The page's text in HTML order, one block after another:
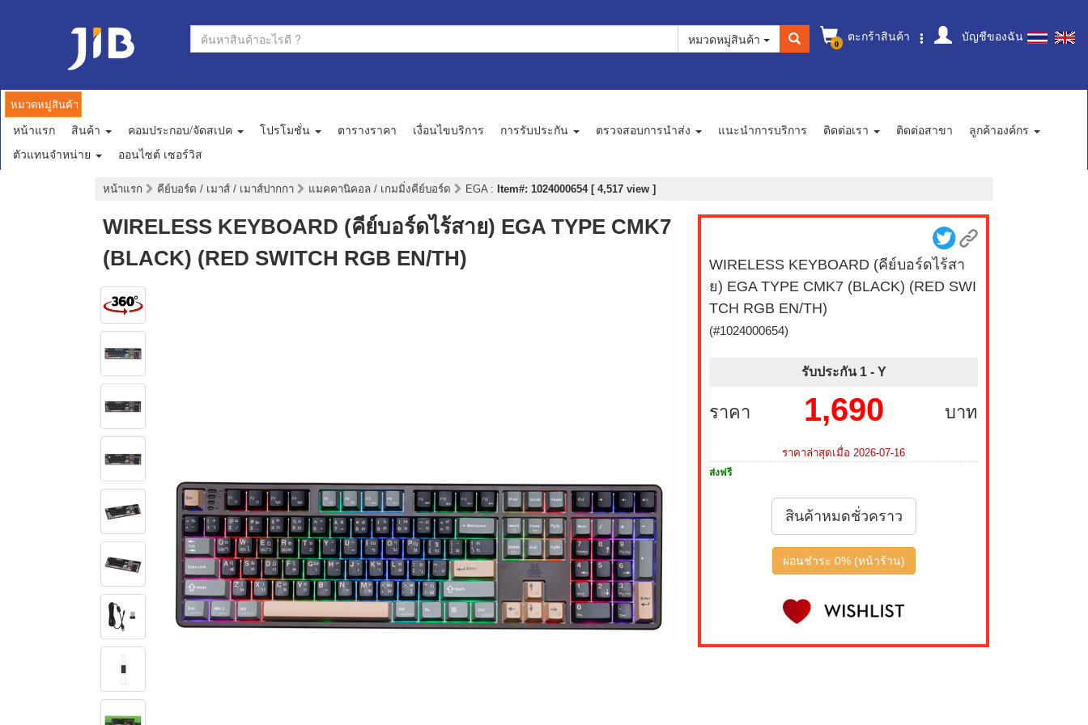
0 ตะกร้าสินค้า บัญชีของฉัน
หมวดหมู่สินค้า
หมวดหมู่สินค้า
หน้าแรก สินค้า คอมประกอบ/จัดสเปค โปรโมชั่น ตารางราคา เงื่อนไขบริการ การรับประกัน ตรวจสอบการนำส่ง แนะนำการบริการ ติดต่อเรา ติดต่อสาขา
ลูกค้าองค์กร
ตัวแทนจำหน่าย
ออนไซต์ เซอร์วิส
หน้าแรก คีย์บอร์ด / เมาส์ / เมาส์ปากกา แมคคานิคอล / เกมมิ่งคีย์บอร์ด EGA : Item#: 1024000654 [ 4,517 view ]
WIRELESS KEYBOARD (คีย์บอร์ดไร้สาย) EGA TYPE CMK7
(BLACK) (RED SWITCH RGB EN/TH)
WIRELESS KEYBOARD (คีย์บอร์ดไร้สา
ย) EGA TYPE CMK7 (BLACK) (RED SWI
TCH RGB EN/TH)
(#1024000654)
รับประกัน 1 - Y
ราคา บาท
1,690
ราคาล่าสุดเมื่อ 2026-07-16
ส่งฟรี
สินค้าหมดชั่วคราว
ผ่อนชำระ 0% (หน้าร้าน)